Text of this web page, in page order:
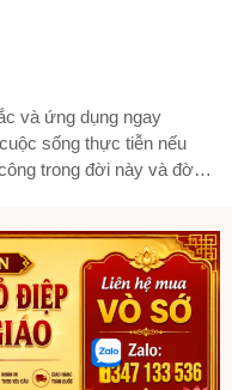
và ứng dụng ngay
sống thực tiễn nếu
trong đời này và đời